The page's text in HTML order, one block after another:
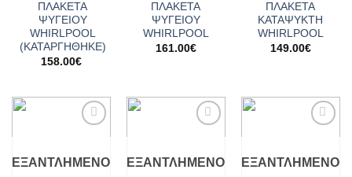
ΠΛΑΚΕΤΑ
ΨΥΓΕΙΟΥ
WHIRLPOOL
(ΚΑΤΑΡΓΗΘΗΚΕ)
158.00€
ΠΛΑΚΕΤΑ
ΨΥΓΕΙΟΥ
WHIRLPOOL
161.00€
ΠΛΑΚΕΤΑ
ΚΑΤΑΨΥΚΤΗ
WHIRLPOOL
149.00€
ΕΞΑΝΤΛΗΜΈΝΟ ΕΞΑΝΤΛΗΜΈΝΟ ΕΞΑΝΤΛΗΜΈΝΟ